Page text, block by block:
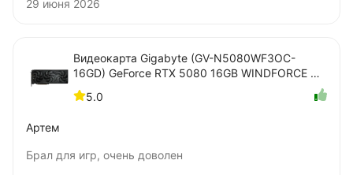
29 июня 2026
Видеокарта Gigabyte (GV-N5080WF3OC-
16GD) GeForce RTX 5080 16GB WINDFORCE OC
SFF
5.0
Артем
Брал для игр, очень доволен